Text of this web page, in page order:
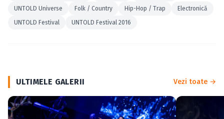
UNTOLD Universe
Folk / Country Hip-Hop / Trap
Electronică
UNTOLD Festival
UNTOLD Festival 2016
ULTIMELE GALERII Vezi toate →